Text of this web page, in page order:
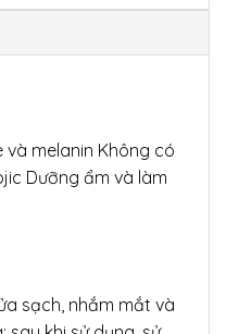
và melanin Không có
Dưỡng ẩm và làm
sạch, nhắm mắt và